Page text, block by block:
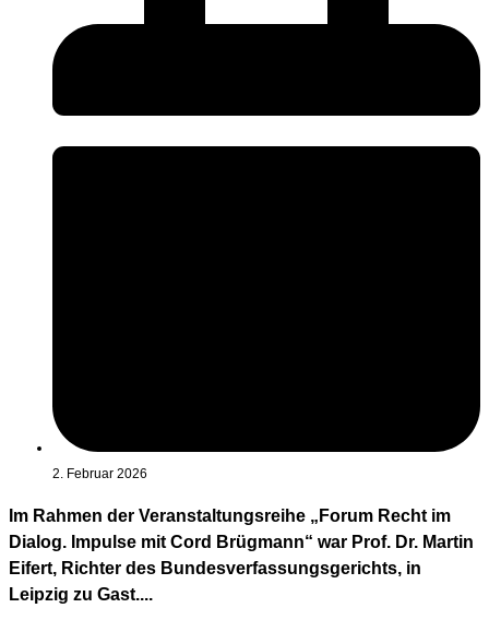
2. Februar 2026
Im Rahmen der Veranstaltungsreihe „Forum Recht im
Dialog. Impulse mit Cord Brügmann“ war Prof. Dr. Martin
Eifert, Richter des Bundesverfassungsgerichts, in
Leipzig zu Gast....